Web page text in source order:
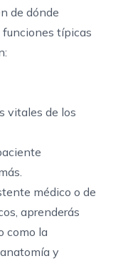
de dónde
funciones típicas
vitales de los
médico o de
aprenderás
como la
y